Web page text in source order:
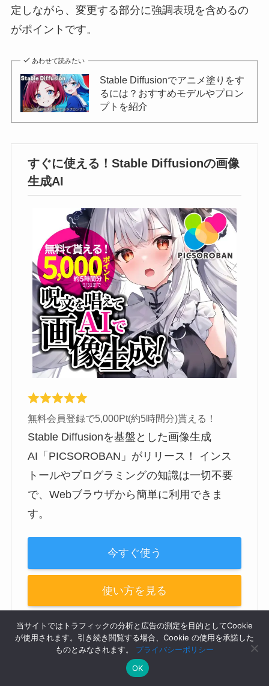
定しながら、変更する部分に強調表現を含めるの
がポイントです。
あわせて読みたい
Stable Diffusionでアニメ塗りをす
るには？おすすめモデルやプロン
プトを紹介
すぐに使える！Stable Diffusionの画像
生成AI
無料会員登録で5,000Pt(約5時間分)貰える！
Stable Diffusionを基盤とした画像生成
AI「PICSOROBAN」がリリース！ インス
トールやプログラミングの知識は一切不要
で、Webブラウザから簡単に利用できま
す。
今すぐ使う
使い方を見る
Stable Diffusionの使い方は、機能別に下記の記事
にまとめているのでぜひご覧ください
当サイトではトラフィックの分析と広告の測定を目的としてCookie
が使用されます。引き続き閲覧する場合、Cookie の使用を承諾した
ものとみなされます。 プライバシーポリシー
OK